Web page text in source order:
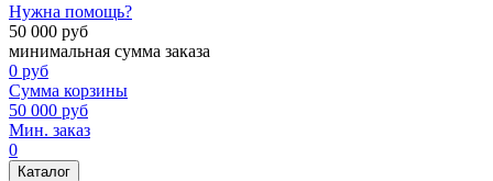
Нужна помощь?
50 000 руб
минимальная сумма заказа
0 руб
Сумма корзины
50 000 руб
Мин. заказ
0
Каталог